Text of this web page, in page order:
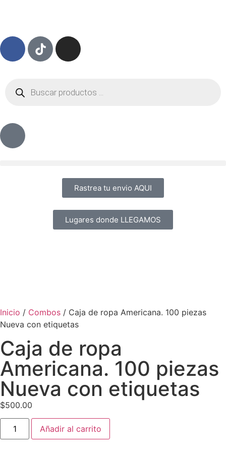
Rastrea tu envio AQUI
Lugares donde LLEGAMOS
Inicio / Combos / Caja de ropa Americana. 100 piezas
Nueva con etiquetas
Caja de ropa
Americana. 100 piezas
Nueva con etiquetas
$500.00
Añadir al carrito